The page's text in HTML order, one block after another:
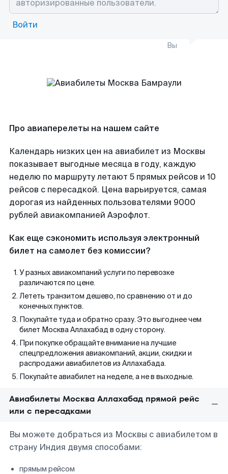
Войти
Вы
Про авиаперелеты на нашем сайте
Календарь низких цен на авиабилет из Москвы
показывает выгодные месяца в году, каждую
неделю по маршруту летают 5 прямых рейсов и 10
рейсов с пересадкой. Цена варьируется, самая
дорогая из найденных пользователями 9000
рублей авиакомпанией Аэрофлот.
Как еще сэкономить используя электронный
билет на самолет без комиссии?
У разных авиакомпаний услуги по перевозке
различаются по цене.
Лететь транзитом дешево, по сравнению от и до
конечных пунктов.
Покупайте туда и обратно сразу. Это выгоднее чем
билет Москва Аллахабад в одну сторону.
При покупке обращайте внимание на лучшие
спецпредложения авиакомпаний, акции, скидки и
распродажи авиабилетов из Аллахабада.
Покупайте авиабилет на неделе, а не в выходные.
Авиабилеты Москва Аллахабад прямой рейс
или с пересадками
Вы можете добраться из Москвы с авиабилетом в
страну Индия двумя способами:
прямым рейсом